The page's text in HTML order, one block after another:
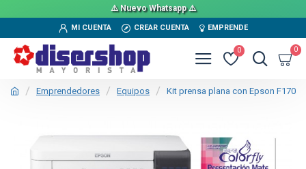
⚠️ Nuevo Whatsapp ⚠️
MI CUENTA CREAR CUENTA EMPRENDE
0 0
Emprendedores Equipos Kit prensa plana con Epson F170